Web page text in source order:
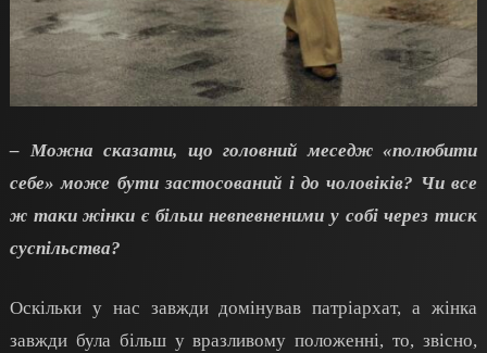
– Можна сказати, що головний меседж «полюбити
себе» може бути застосований і до чоловіків? Чи все
ж таки жінки є більш невпевненими у собі через тиск
суспільства?
Оскільки у нас завжди домінував патріархат, а жінка
завжди була більш у вразливому положенні, то, звісно,